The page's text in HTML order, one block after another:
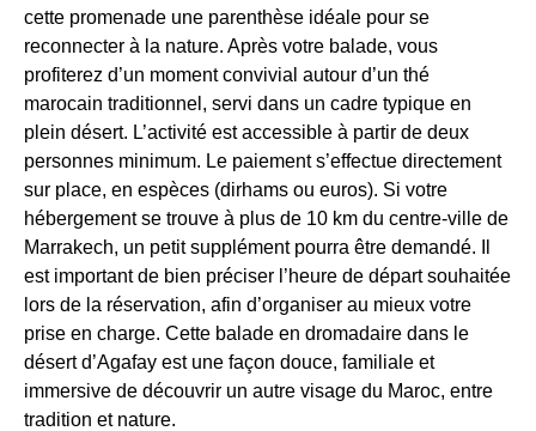
cette promenade une parenthèse idéale pour se
reconnecter à la nature. Après votre balade, vous
profiterez d’un moment convivial autour d’un thé
marocain traditionnel, servi dans un cadre typique en
plein désert. L’activité est accessible à partir de deux
personnes minimum. Le paiement s’effectue directement
sur place, en espèces (dirhams ou euros). Si votre
hébergement se trouve à plus de 10 km du centre-ville de
Marrakech, un petit supplément pourra être demandé. Il
est important de bien préciser l’heure de départ souhaitée
lors de la réservation, afin d’organiser au mieux votre
prise en charge. Cette balade en dromadaire dans le
désert d’Agafay est une façon douce, familiale et
immersive de découvrir un autre visage du Maroc, entre
tradition et nature.